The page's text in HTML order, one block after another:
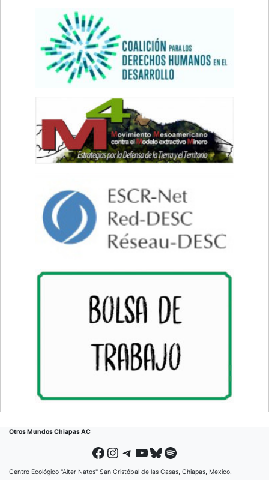
Otros Mundos Chiapas AC
Facebook Instagram Telegram YouTube Bluesky Spotify
Centro Ecológico "Alter Natos" San Cristóbal de las Casas, Chiapas, Mexico.